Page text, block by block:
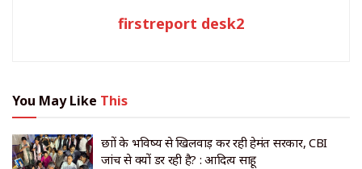
firstreport desk2
You May Like This
छात्रों के भविष्य से खिलवाड़ कर रही हेमंत सरकार, CBI
जांच से क्यों डर रही है? : आदित्य साहू